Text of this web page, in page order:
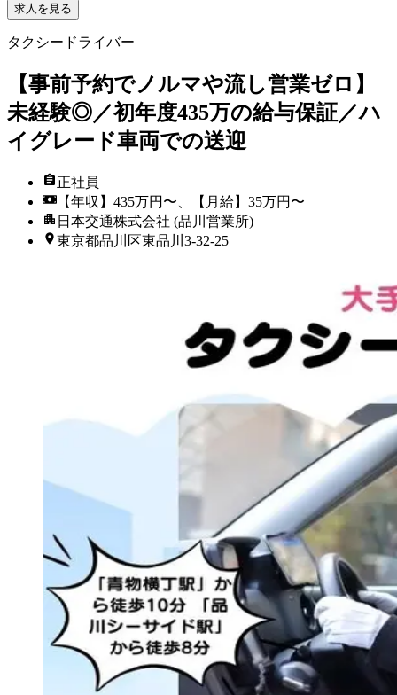
求人を見る
タクシードライバー
【事前予約でノルマや流し営業ゼロ】
未経験◎／初年度435万の給与保証／ハ
イグレード車両での送迎
正社員
【年収】435万円〜、【月給】35万円〜
日本交通株式会社 (品川営業所)
東京都品川区東品川3-32-25